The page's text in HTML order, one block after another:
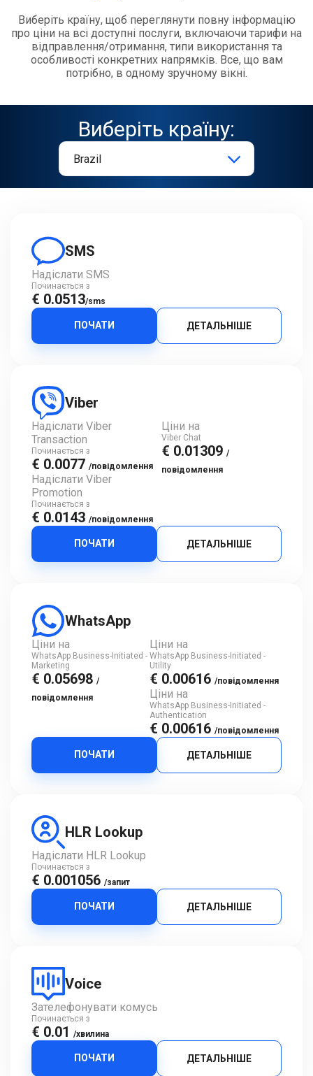
Виберіть країну, щоб переглянути повну інформацію
про ціни на всі доступні послуги, включаючи тарифи на
відправлення/отримання, типи використання та
особливості конкретних напрямків. Все, що вам
потрібно, в одному зручному вікні.
Виберіть країну:
SMS
Надіслати SMS
Починається з
€ 0.0513/sms
ПОЧАТИ ДЕТАЛЬНІШЕ
Viber
Надіслати Viber
Transaction
Починається з
€ 0.0077 /повідомлення
Надіслати Viber
Promotion
Починається з
€ 0.0143 /повідомлення
Ціни на
Viber Chat
€ 0.01309 /
повідомлення
ПОЧАТИ ДЕТАЛЬНІШЕ
WhatsApp
Ціни на
WhatsApp Business-Initiated -
Marketing
€ 0.05698 /
повідомлення
Ціни на
WhatsApp Business-Initiated -
Utility
€ 0.00616 /повідомлення
Ціни на
WhatsApp Business-Initiated -
Authentication
€ 0.00616 /повідомлення
ПОЧАТИ ДЕТАЛЬНІШЕ
HLR Lookup
Надіслати HLR Lookup
Починається з
€ 0.001056 /запит
ПОЧАТИ ДЕТАЛЬНІШЕ
Voice
Зателефонувати комусь
Починається з
€ 0.01 /хвилина
ПОЧАТИ ДЕТАЛЬНІШЕ